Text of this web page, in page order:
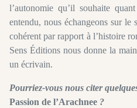
l’autonomie qu’il souhaite
entendu, nous échangeons sur
cohérent par rapport à l’histoire
Sens Éditions nous donne la
un écrivain.
Pourriez-vous nous citer
Passion de l’Arachnee ?